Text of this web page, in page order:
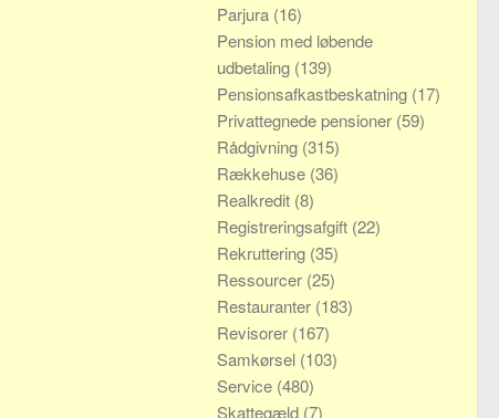
Parjura (16)
Pension med løbende
udbetaling (139)
Pensionsafkastbeskatning (17)
Privattegnede pensioner (59)
Rådgivning (315)
Rækkehuse (36)
Realkredit (8)
Registreringsafgift (22)
Rekruttering (35)
Ressourcer (25)
Restauranter (183)
Revisorer (167)
Samkørsel (103)
Service (480)
Skattegæld (7)